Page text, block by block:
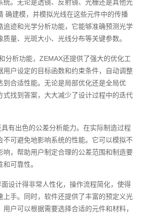
统。无论是透镜、反射镜、光栅还是其他光
确建模，并模拟光线在这些元件中的传播
追迹和光学分析功能，它能够准确预测光学
量、光斑大小、光线分布等关键参数。
分析功能，ZEMAX还提供了强大的优化工
用户设定的目标函数和约束条件，自动调整
到合适性能。无论是局部优化还是全局优
式找到答案，大大减少了设计过程中的迭代
有出色的公差分析能力。在实际制造过程
不可避免地影响系统的性能。它可以模拟不
响，帮助用户制定合理的公差范围和制造要
可靠性。
设计得非常人性化，操作流程简化，使得
上手。同时，软件还提供了丰富的预定义光
户可以根据需要选择合适的元件和材料，